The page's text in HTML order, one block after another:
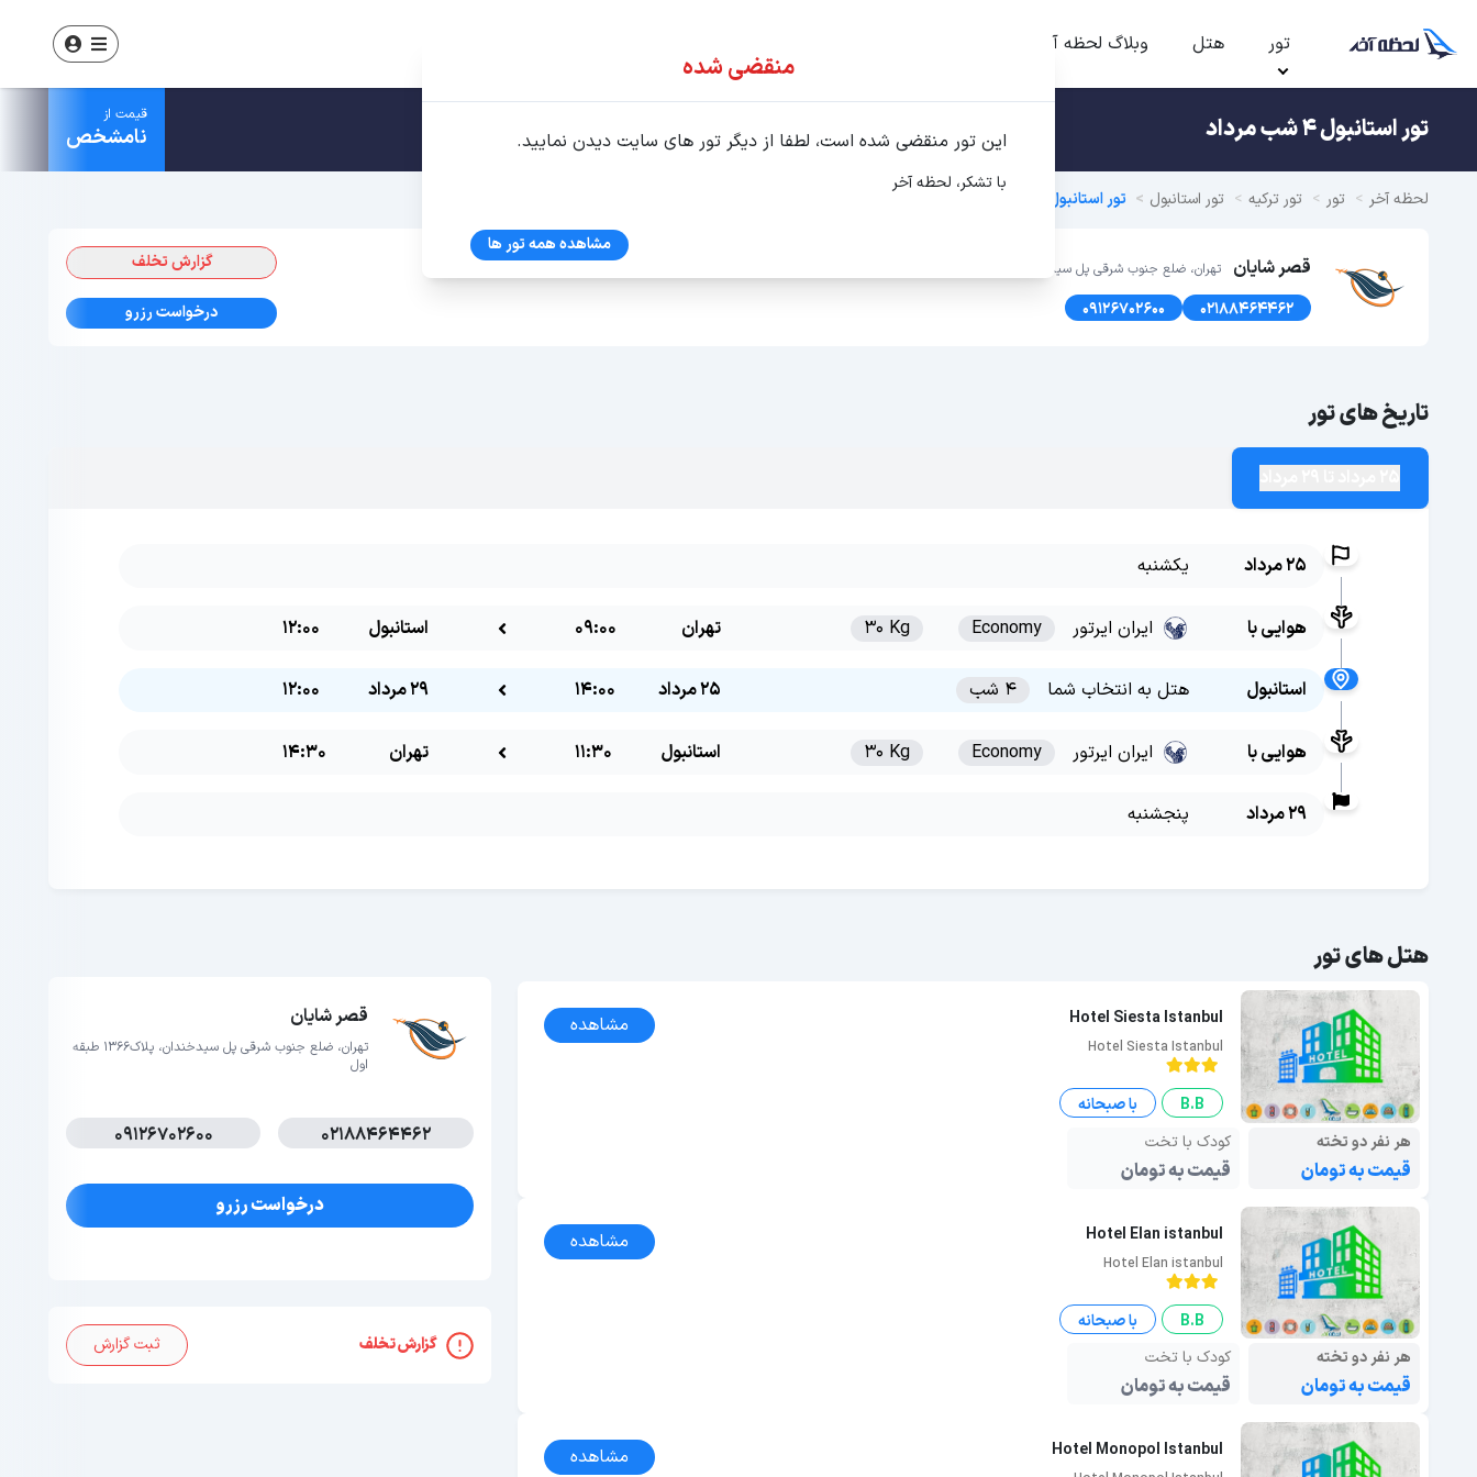
تور هتل وبلاگ لحظه آخر
تور استانبول 4 شب مرداد قیمت از
نامشخص
لحظه آخر تور تور ترکیه تور استانبول تور استانبول تابستان 1405
قصر شایان تهران، ضلع جنوب شرقی پل سیدخندان، پلاک1366 طبقه اول
02188464462
09126702600
گزارش تخلف
درخواست رزرو
تاریخ های تور
25 مرداد یکشنبه
هوایی با ایران ایرتور Economy
30 Kg تهران 09:00 استانبول 12:00
استانبول هتل به انتخاب شما 4 شب 25 مرداد 14:00 29 مرداد 12:00
هوایی با ایران ایرتور Economy
30 Kg استانبول 11:30 تهران 14:30
29 مرداد پنجشنبه
هتل های تور
Hotel Siesta Istanbul
Hotel Siesta Istanbul
مشاهده
B.B
با صبحانه
هر نفر دو تخته
قیمت به تومان
کودک با تخت
قیمت به تومان
Hotel Elan istanbul
Hotel Elan istanbul
مشاهده
B.B
با صبحانه
هر نفر دو تخته
قیمت به تومان
کودک با تخت
قیمت به تومان
Hotel Monopol Istanbul مشاهده
قصر شایان
تهران، ضلع جنوب شرقی پل سیدخندان، پلاک1366 طبقه
اول
02188464462
09126702600
درخواست رزرو
گزارش تخلف ثبت گزارش
منقضی شده
این تور منقضی شده است، لطفا از دیگر تور های سایت دیدن نمایید.
با تشکر، لحظه آخر
مشاهده همه تور ها